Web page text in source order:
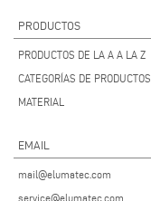
PRODUCTOS
PRODUCTOS DE LA A A LA Z
CATEGORÍAS DE PRODUCTOS
MATERIAL
EMAIL
mail@elumatec.com
service@elumatec.com